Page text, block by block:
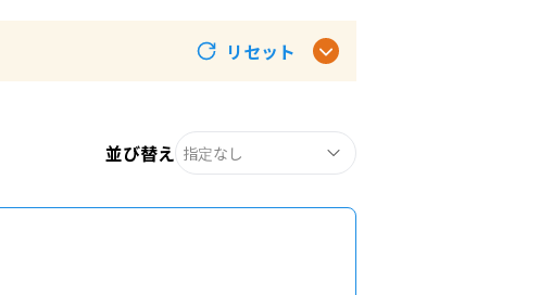
リセット
並び替え 指定なし